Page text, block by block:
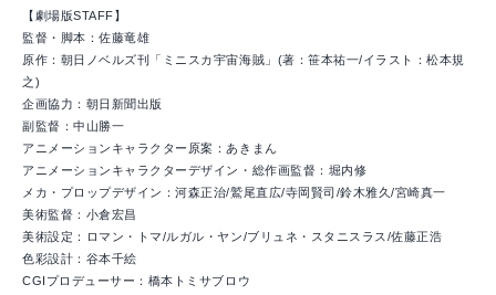
【劇場版STAFF】
監督・脚本：佐藤竜雄
原作：朝日ノベルズ刊「ミニスカ宇宙海賊」(著：笹本祐一/イラスト：松本規
之)
企画協力：朝日新聞出版
副監督：中山勝一
アニメーションキャラクター原案：あきまん
アニメーションキャラクターデザイン・総作画監督：堀内修
メカ・プロップデザイン：河森正治/鷲尾直広/寺岡賢司/鈴木雅久/宮崎真一
美術監督：小倉宏昌
美術設定：ロマン・トマ/ルガル・ヤン/ブリュネ・スタニスラス/佐藤正浩
色彩設計：谷本千絵
CGIプロデューサー：橋本トミサブロウ